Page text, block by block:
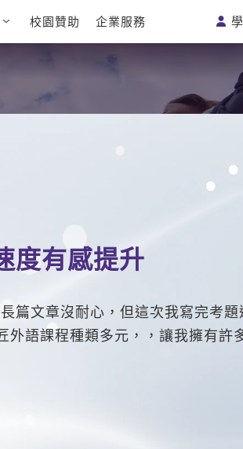
英語俱樂
Let's Talk
校園贊助 企業服務
度有感提升
篇文章沒耐心，但這次我寫完考
語課程種類多元，，讓我擁有許